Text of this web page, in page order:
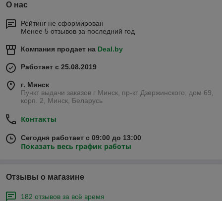
О нас
Рейтинг не сформирован
Менее 5 отзывов за последний год
Компания продает на Deal.by
Работает с 25.08.2019
г. Минск
Пункт выдачи заказов г Минск, пр-кт Дзержинского, дом 69,
корп. 2, Минск, Беларусь
Контакты
Сегодня работает с 09:00 до 13:00
Показать весь график работы
Отзывы о магазине
182 отзывов за всё время